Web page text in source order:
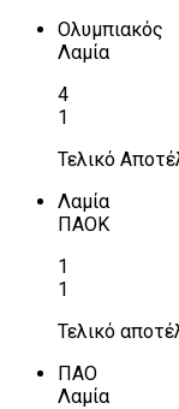
Ολυμπιακός
Λαμία
4
1
Τελικό
Λαμία
ΠΑΟΚ
1
1
Τελικό
ΠΑΟ
Λαμία